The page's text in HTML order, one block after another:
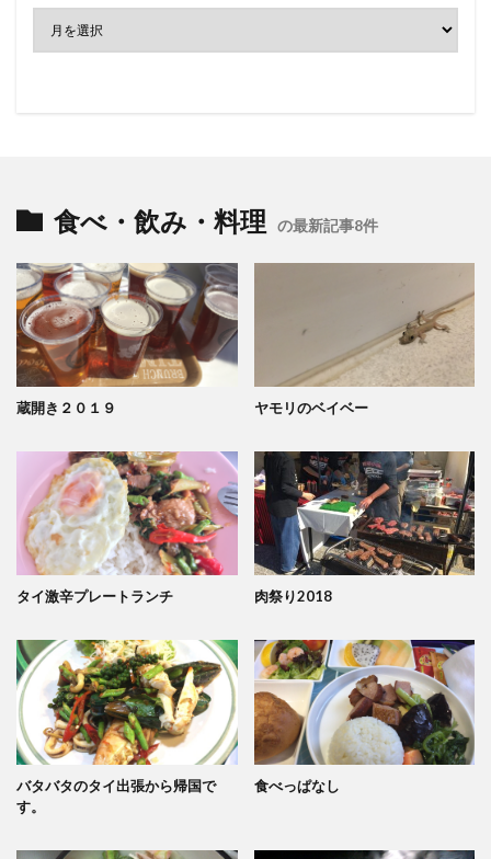
食べ・飲み・料理 の最新記事8件
蔵開き２０１９ ヤモリのベイベー
タイ激辛プレートランチ 肉祭り2018
バタバタのタイ出張から帰国で
す。
食べっぱなし